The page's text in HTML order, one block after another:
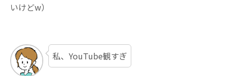
いけどw）
私、YouTube観すぎ